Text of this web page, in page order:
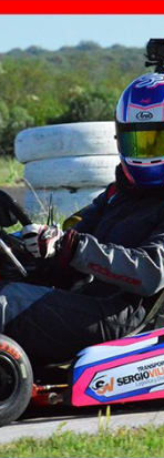
ASME al
exprés y